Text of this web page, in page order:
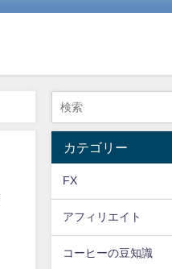
カテゴリー
FX
アフィリエイト
コーヒーの豆知識